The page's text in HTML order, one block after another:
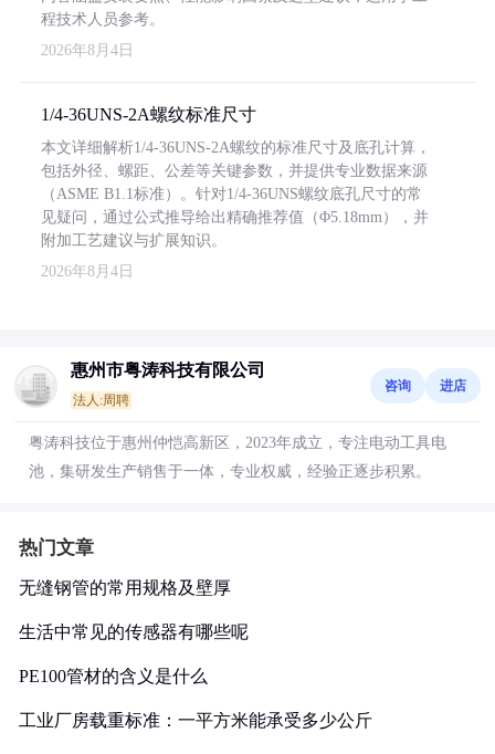
程技术人员参考。
2026年8月4日
1/4-36UNS-2A螺纹标准尺寸
本文详细解析1/4-36UNS-2A螺纹的标准尺寸及底孔计算，
包括外径、螺距、公差等关键参数，并提供专业数据来源
（ASME B1.1标准）。针对1/4-36UNS螺纹底孔尺寸的常
见疑问，通过公式推导给出精确推荐值（Φ5.18mm），并
附加工艺建议与扩展知识。
2026年8月4日
惠州市粤涛科技有限公司
法人:周聘
咨询 进店
粤涛科技位于惠州仲恺高新区，2023年成立，专注电动工具电
池，集研发生产销售于一体，专业权威，经验正逐步积累。
热门文章
无缝钢管的常用规格及壁厚
生活中常见的传感器有哪些呢
PE100管材的含义是什么
工业厂房载重标准：一平方米能承受多少公斤